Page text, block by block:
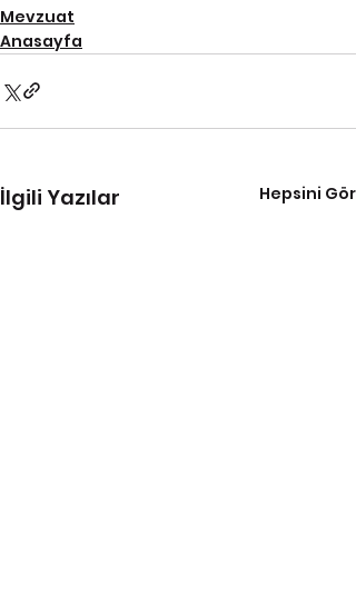
Mevzuat
Anasayfa
İlgili Yazılar Hepsini Gör